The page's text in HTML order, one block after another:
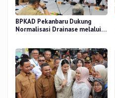
BPKAD Pekanbaru Dukung
Normalisasi Drainase melalui